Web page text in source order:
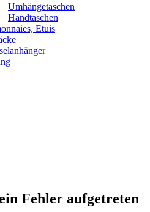
Umhängetaschen
Handtaschen
Etuis
Fehler aufgetreten